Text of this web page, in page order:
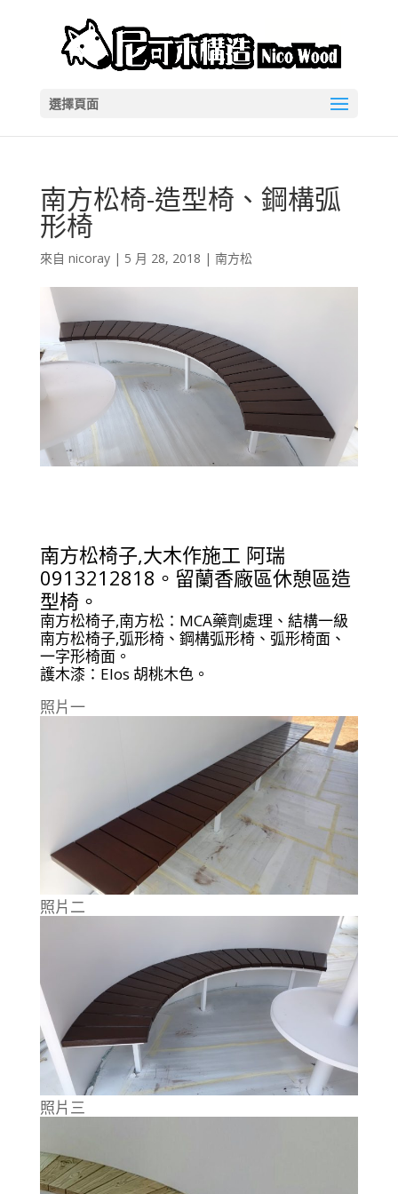
選擇頁面
南方松椅-造型椅、鋼構弧
形椅
來自 nicoray| 5 月 28, 2018 | 南方松
南方松椅子,大木作施工 阿瑞
0913212818。留蘭香廠區休憩區造
型椅。
南方松椅子,南方松：MCA藥劑處理、結構一級
南方松椅子,弧形椅、鋼構弧形椅、弧形椅面、
一字形椅面。
護木漆：Elos 胡桃木色。
照片一
照片二
照片三